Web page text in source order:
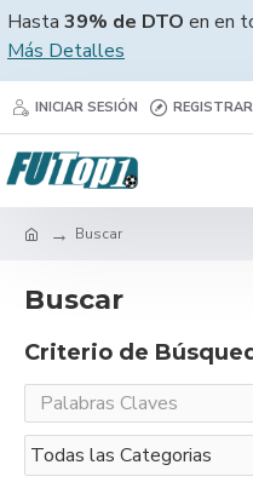
Hasta 39% de DTO en en
Más Detalles
INICIAR SESIÓN
Buscar
Buscar
Criterio de